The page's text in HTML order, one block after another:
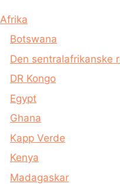
Afrika
Botswana
Den sentralafrikanske
DR Kongo
Egypt
Ghana
Kapp Verde
Kenya
Madagaskar